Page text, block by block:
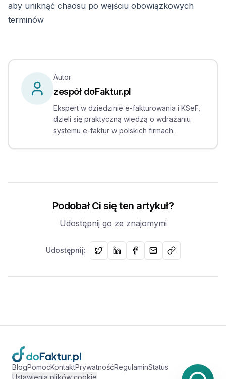
aby uniknąć chaosu po wejściu obowiązkowych
terminów
Autor
zespół doFaktur.pl
Ekspert w dziedzinie e-fakturowania i KSeF,
dzieli się praktyczną wiedzą o wdrażaniu
systemu e-faktur w polskich firmach.
Podobał Ci się ten artykuł?
Udostępnij go ze znajomymi
Udostępnij:
BlogPomocKontaktPrywatnośćRegulaminStatus
Ustawienia plików cookie